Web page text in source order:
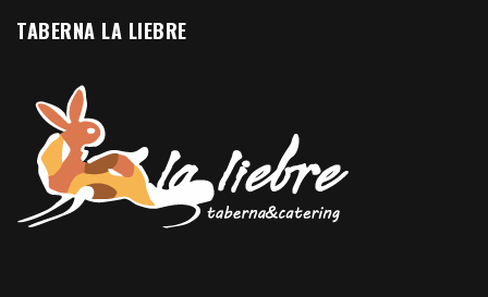
TABERNA LA LIEBRE